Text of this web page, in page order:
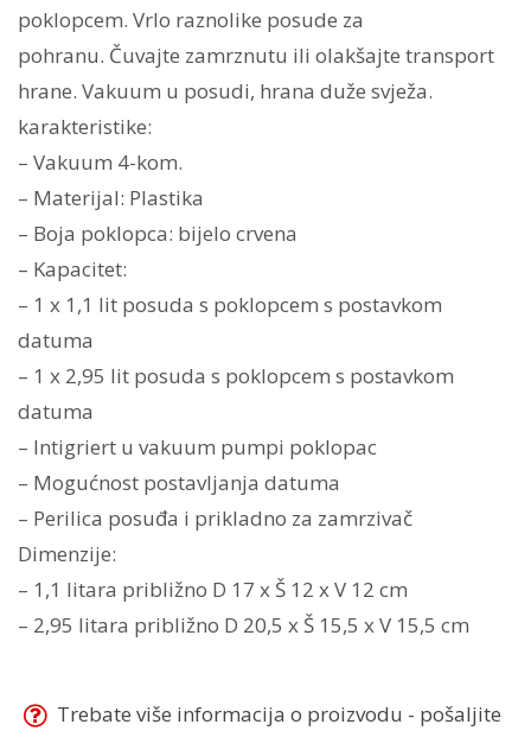
poklopcem. Vrlo raznolike posude za
pohranu. Čuvajte zamrznutu ili olakšajte transport
hrane. Vakuum u posudi, hrana duže svježa.
karakteristike:
– Vakuum 4-kom.
– Materijal: Plastika
– Boja poklopca: bijelo crvena
– Kapacitet:
– 1 x 1,1 lit posuda s poklopcem s postavkom
datuma
– 1 x 2,95 lit posuda s poklopcem s postavkom
datuma
– Intigriert u vakuum pumpi poklopac
– Mogućnost postavljanja datuma
– Perilica posuđa i prikladno za zamrzivač
Dimenzije:
– 1,1 litara približno D 17 x Š 12 x V 12 cm
– 2,95 litara približno D 20,5 x Š 15,5 x V 15,5 cm
Trebate više informacija o proizvodu - pošaljite